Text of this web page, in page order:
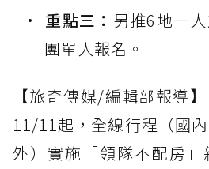
重點三： 另推6地一
團單人報名。
【旅奇傳媒/編輯部報導
11/11起，全線行程（國
外）實施「領隊不配房